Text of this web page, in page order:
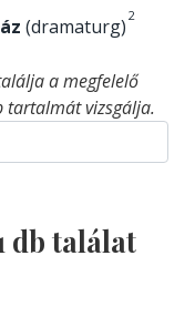
(dramaturg) 2
a megfelelő
tartalmát vizsgálja.
db találat